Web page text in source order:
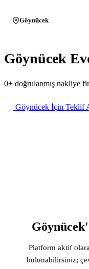
Göynücek
Göynücek
0+ doğrulanmış nakliye
Göynücek İçin Teklif
Platform aktif
bulunabilirsiniz;